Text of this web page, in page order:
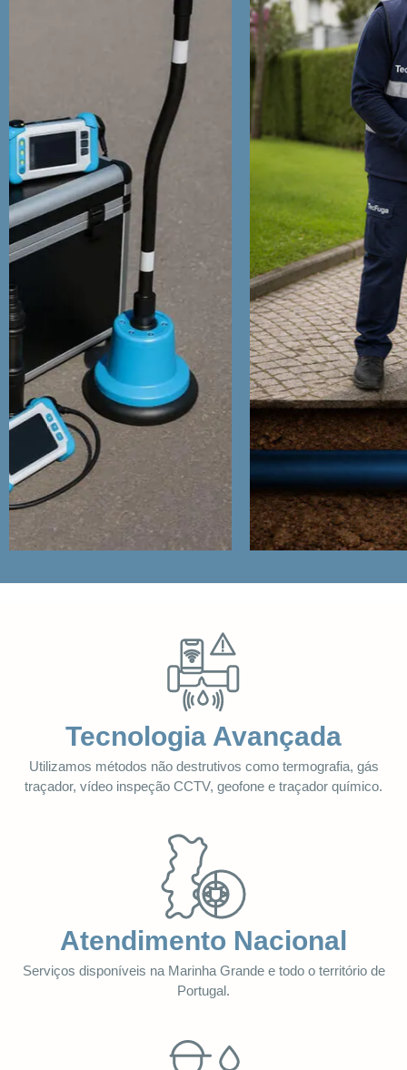
Tecnologia Avançada
Utilizamos métodos não destrutivos como termografia, gás
traçador, vídeo inspeção CCTV, geofone e traçador químico.
Atendimento Nacional
Serviços disponíveis na Marinha Grande e todo o território de
Portugal.